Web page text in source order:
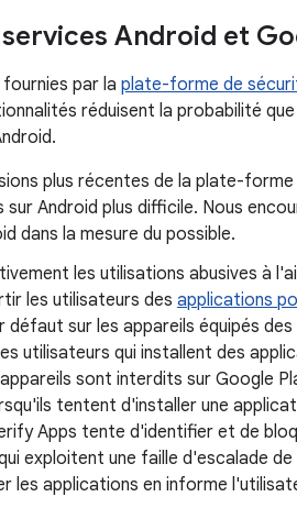
Android et
par la plate-forme de
réduisent la probabilité
plus récentes de la plate-
Android plus difficile. Nous
dans la mesure du possible.
les utilisations abusives à
les utilisateurs des applications
sur les appareils équipés des
utilisateurs qui installent des
sont interdits sur Google
tentent d'installer une
Apps tente d'identifier et de
exploitent une faille d'escalade de
les applications en informe